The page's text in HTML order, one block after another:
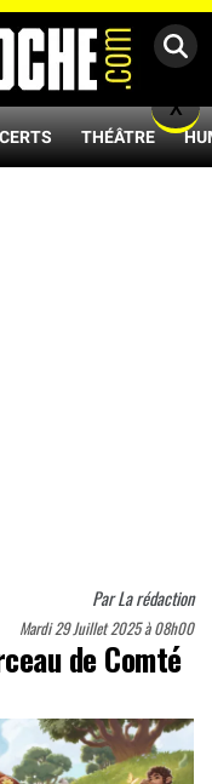
THÉÂTRE
ParLa rédaction
Mardi 29 Juillet 2025 à 08h00
de Comté
X